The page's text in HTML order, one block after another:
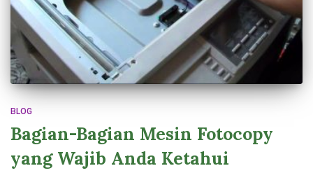
BLOG
Bagian-Bagian Mesin Fotocopy
yang Wajib Anda Ketahui